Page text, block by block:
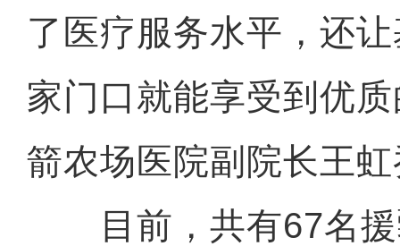
了医疗服务水平，还
家门口就能享受到优
箭农场医院副院长王
目前，共有67名援